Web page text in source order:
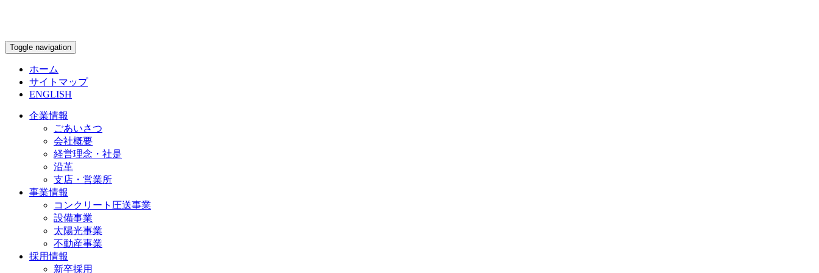
Toggle navigation
ホーム
サイトマップ
ENGLISH
企業情報
ごあいさつ
会社概要
経営理念・社是
沿革
支店・営業所
事業情報
コンクリート圧送事業
設備事業
太陽光事業
不動産事業
採用情報
新卒採用